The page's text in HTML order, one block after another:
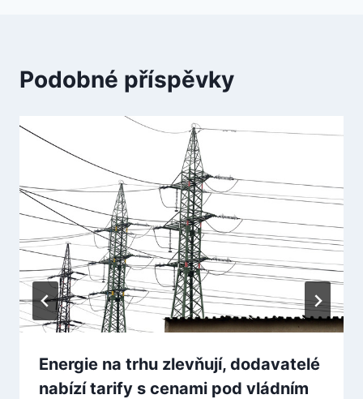
Podobné příspěvky
Energie na trhu zlevňují, dodavatelé
nabízí tarify s cenami pod vládním